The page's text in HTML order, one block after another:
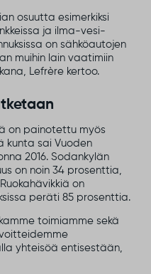
osuutta esimerkiksi
ja ilma-vesi-
on sähköautojen
muihin lain vaatimiin
Lefrère kertoo.
on painotettu myös
kunta sai Vuoden
2016. Sodankylän
on noin 34 prosenttia,
on
peräti 85 prosenttia.
toimiamme sekä
yhteisöä entisestään,